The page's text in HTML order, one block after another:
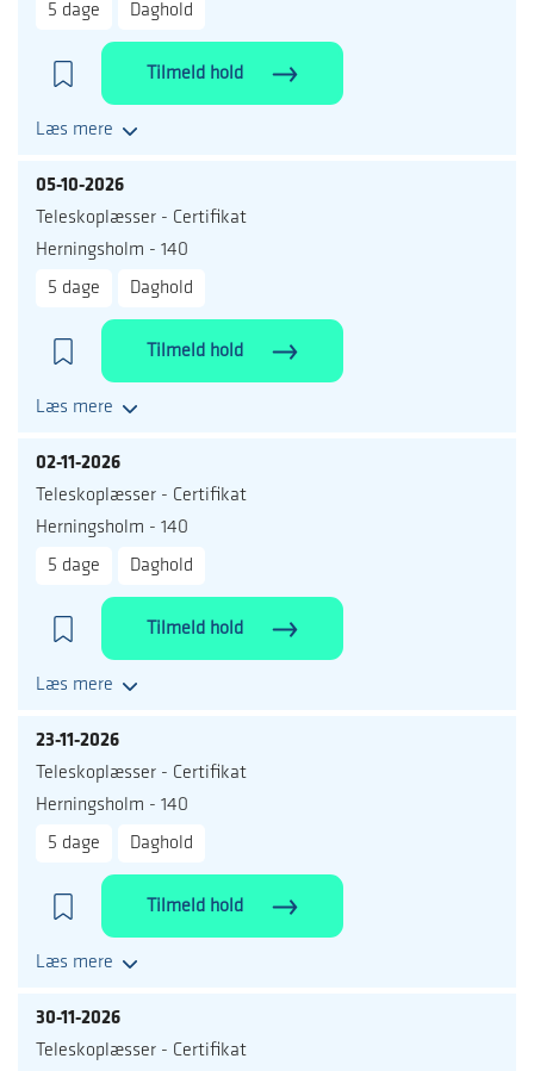
5 dage
Daghold
Tilmeld hold
Læs mere
05-10-2026
Teleskoplæsser - Certifikat
Herningsholm - 140
5 dage
Daghold
Tilmeld hold
Læs mere
02-11-2026
Teleskoplæsser - Certifikat
Herningsholm - 140
5 dage
Daghold
Tilmeld hold
Læs mere
23-11-2026
Teleskoplæsser - Certifikat
Herningsholm - 140
5 dage
Daghold
Tilmeld hold
Læs mere
30-11-2026
Teleskoplæsser - Certifikat